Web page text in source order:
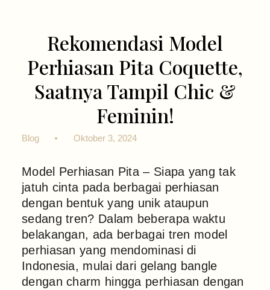
Rekomendasi Model
Perhiasan Pita Coquette,
Saatnya Tampil Chic &
Feminin!
Blog Oktober 3, 2024
Model Perhiasan Pita – Siapa yang tak
jatuh cinta pada berbagai perhiasan
dengan bentuk yang unik ataupun
sedang tren? Dalam beberapa waktu
belakangan, ada berbagai tren model
perhiasan yang mendominasi di
Indonesia, mulai dari gelang bangle
dengan charm hingga perhiasan dengan